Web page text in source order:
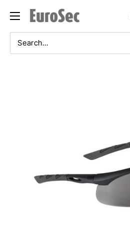
content
Eurosec